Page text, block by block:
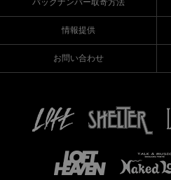
情報提供
お問い合わせ